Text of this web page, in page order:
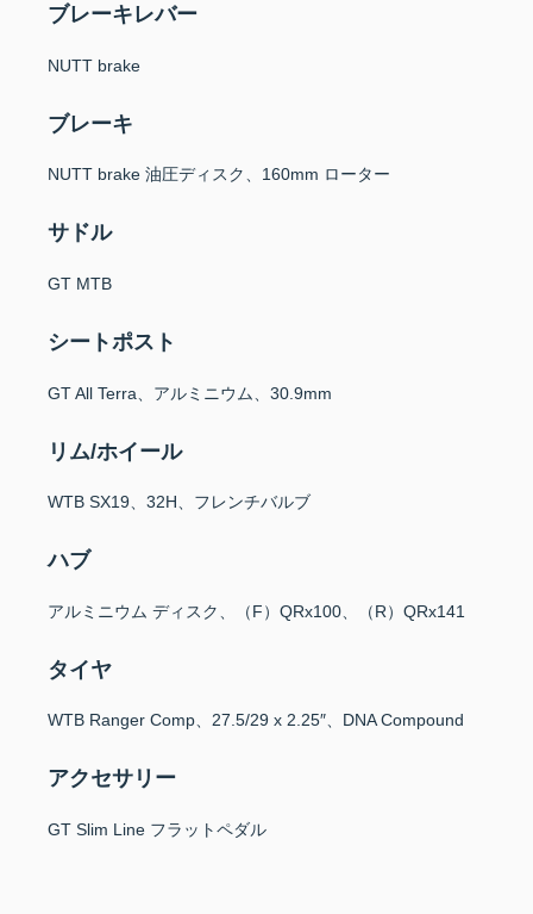
ブレーキレバー
NUTT brake
ブレーキ
NUTT brake 油圧ディスク、160mm ローター
サドル
GT MTB
シートポスト
GT All Terra、アルミニウム、30.9mm
リム/ホイール
WTB SX19、32H、フレンチバルブ
ハブ
アルミニウム ディスク、（F）QRx100、（R）QRx141
タイヤ
WTB Ranger Comp、27.5/29 x 2.25″、DNA Compound
アクセサリー
GT Slim Line フラットペダル